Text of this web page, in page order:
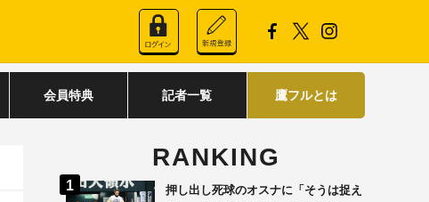
会員特典 記者一覧 鷹フルとは
RANKING
押し出し死球のオスナに「そうは捉え